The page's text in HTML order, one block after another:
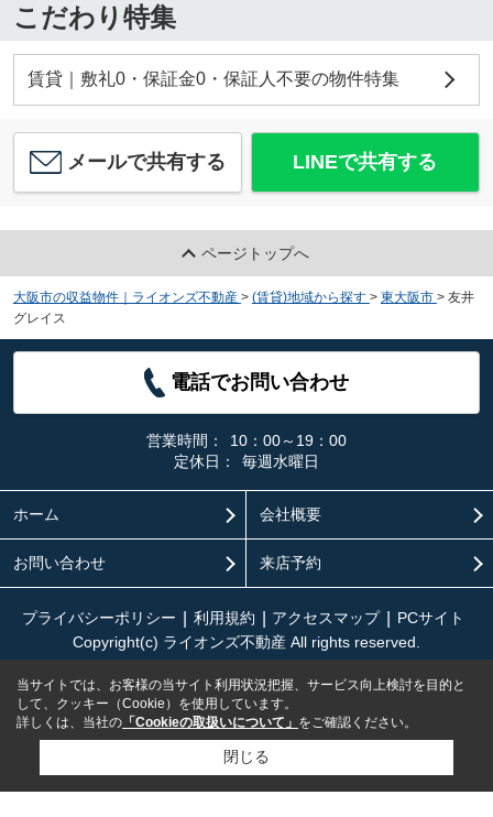
こだわり特集
賃貸｜敷礼0・保証金0・保証人不要の物件特集
メールで共有する LINEで共有する
ページトップへ
大阪市の収益物件｜ライオンズ不動産 > (賃貸)地域から探す > 東大阪市 > 友井
グレイス
電話でお問い合わせ
営業時間：
10：00～19：00
定休日：
毎週水曜日
ホーム 会社概要
お問い合わせ 来店予約
プライバシーポリシー 利用規約 アクセスマップ
PCサイト
Copyright(c) ライオンズ不動産 All rights reserved.
当サイトでは、お客様の当サイト利用状況把握、サービス向上検討を目的と
して、クッキー（Cookie）を使用しています。
詳しくは、当社の 「Cookieの取扱いについて」 をご確認ください。
閉じる